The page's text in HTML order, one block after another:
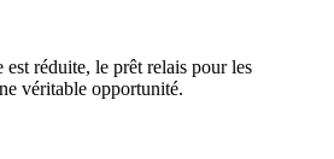
réduite, le prêt relais pour les
véritable opportunité.